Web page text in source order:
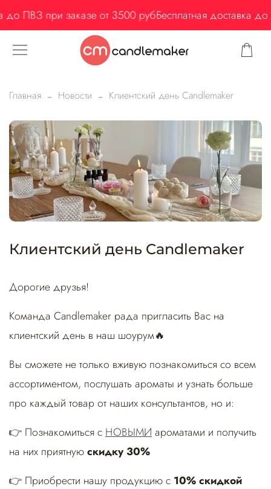
до ПВЗ при заказе от 3500 рубБесплатная доставка
Главная Новости Клиентский день Candlemaker
Клиентский день Candlemaker
Дорогие друзья!
Команда Candlemaker рада пригласить Вас на
клиентский день в наш шоурум🔥
Вы сможете не только вживую познакомиться со всем
ассортиментом, послушать ароматы и узнать больше
про каждый товар от наших консультантов, но и:
👉 Познакомиться с НОВЫМИ ароматами и получить
на них приятнуюскидку 30%
👉 Приобрести нашу продукцию с 10% скидкой